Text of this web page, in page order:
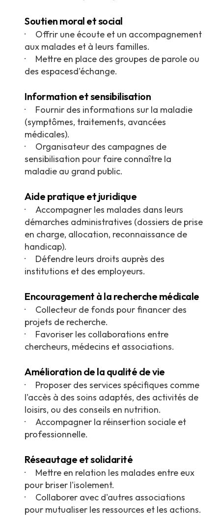
Soutien moral et social
· Offrir une écoute et un accompagnement
aux malades et à leurs familles.
· Mettre en place des groupes de parole ou
des espacesd'échange.
Information et sensibilisation
· Fournir des informations sur la maladie
(symptômes, traitements, avancées
médicales).
· Organisateur des campagnes de
sensibilisation pour faire connaître la
maladie au grand public.
Aide pratique et juridique
· Accompagner les malades dans leurs
démarches administratives (dossiers de prise
en charge, allocation, reconnaissance de
handicap).
· Défendre leurs droits auprès des
institutions et des employeurs.
Encouragement à la recherche médicale
· Collecteur de fonds pour financer des
projets de recherche.
· Favoriser les collaborations entre
chercheurs, médecins et associations.
Amélioration de la qualité de vie
· Proposer des services spécifiques comme
l'accès à des soins adaptés, des activités de
loisirs, ou des conseils en nutrition.
· Accompagner la réinsertion sociale et
professionnelle.
Réseautage et solidarité
· Mettre en relation les malades entre eux
pour briser l'isolement.
· Collaborer avec d'autres associations
pour mutualiser les ressources et les actions.